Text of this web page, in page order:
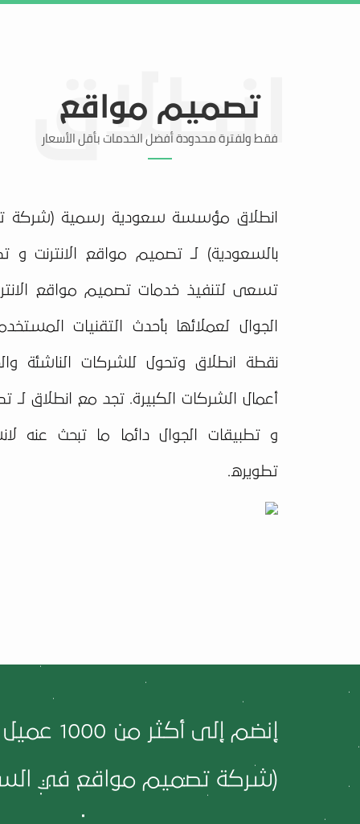
تصميم مواقع
فقط ولفترة محدودة أفضل الخدمات بأقل الأسعار
انطلاق مؤسسة سعودية رسمية (شركة
بالسعودية) لـ تصميم مواقع الانترنت و
تسعى لتنفيذ خدمات تصميم مواقع
الجوال لعملائها بأحدث التقنيات
نقطة انطلاق وتحول للشركات الناشئة
أعمال الشركات الكبيرة. تجد مع انطلاق لـ
و تطبيقات الجوال دائما ما تبحث عنه
تطويره.
إنضم إلى أكثر من 1000
(شركة تصميم مواقع في